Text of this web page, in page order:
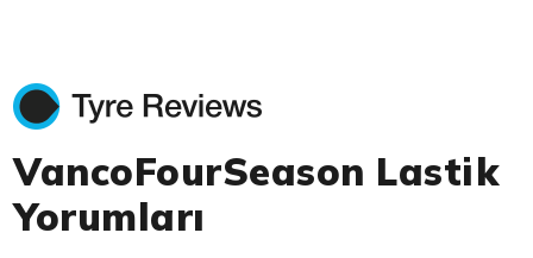
VancoFourSeason Lastik
Yorumları